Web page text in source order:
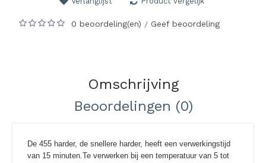
0 beoordeling(en) / Geef beoordeling
Omschrijving
Beoordelingen (0)
De 455 harder, de snellere harder, heeft een verwerkingstijd
van 15 minuten.Te verwerken bij een temperatuur van 5 tot